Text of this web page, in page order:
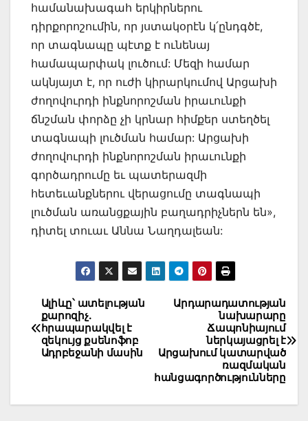
համանախագահ երկիրներու
դիրքորոշումին, որ յստակօրէն կ՛ընդգծէ,
որ տագնապը պէտք է ունենայ
համապարփակ լուծում: Մեզի համար
ակնյայտ է, որ ուժի կիրարկումով Արցախի
ժողովուրդի ինքնորոշման իրաւունքի
ճնշման փորձը չի կրնար հիմքեր ստեղծել
տագնապի լուծման համար: Արցախի
ժողովուրդի ինքնորոշման իրաւունքի
գործադրումը եւ պատերազմի
հետեւանքներու վերացումը տագնապի
լուծման առանցքային բաղադրիչներն են»,
դիտել տուաւ Աննա Նաղդալեան:
Post
navigation
Արդարադատության
նախարարը
Ճապոնիայում
ներկայացրել է
Արցախում կատարված
ռազմական
հանցագործությունները
Ալիևը՝ ատելության
քարոզիչ.
հրապարակվել է
զեկույց քսենոֆոբ
Ադրբեջանի մասին